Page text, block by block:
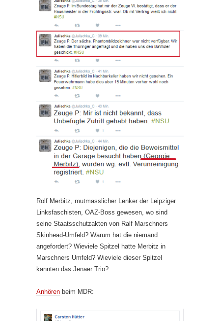
Rolf Merbitz, mutmasslicher Lenker der Leipziger
Linksfaschisten, OAZ-Boss gewesen, wo sind
seine Staatsschutzakten von Ralf Marschners
Skinhead-Umfeld? Warum hat die niemand
angefordert? Wieviele Spitzel hatte Merbitz in
Marschners Umfeld? Wieviele dieser Spitzel
kannten das Jenaer Trio?
Anhören beim MDR: